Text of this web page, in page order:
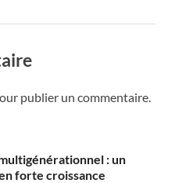
publier un commentaire.
: un
forte croissance